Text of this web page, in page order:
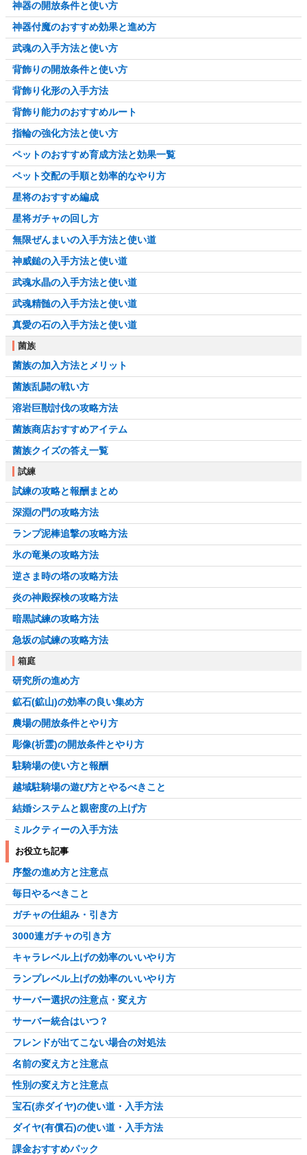
神器の開放条件と使い方
神器付魔のおすすめ効果と進め方
武魂の入手方法と使い方
背飾りの開放条件と使い方
背飾り化形の入手方法
背飾り能力のおすすめルート
指輪の強化方法と使い方
ペットのおすすめ育成方法と効果一覧
ペット交配の手順と効率的なやり方
星将のおすすめ編成
星将ガチャの回し方
無限ぜんまいの入手方法と使い道
神威鎚の入手方法と使い道
武魂水晶の入手方法と使い道
武魂精髄の入手方法と使い道
真愛の石の入手方法と使い道
菌族
菌族の加入方法とメリット
菌族乱闘の戦い方
溶岩巨獣討伐の攻略方法
菌族商店おすすめアイテム
菌族クイズの答え一覧
試練
試練の攻略と報酬まとめ
深淵の門の攻略方法
ランプ泥棒追撃の攻略方法
氷の竜巣の攻略方法
逆さま時の塔の攻略方法
炎の神殿探検の攻略方法
暗黒試練の攻略方法
急坂の試練の攻略方法
箱庭
研究所の進め方
鉱石(鉱山)の効率の良い集め方
農場の開放条件とやり方
彫像(祈霊)の開放条件とやり方
駐騎場の使い方と報酬
越域駐騎場の遊び方とやるべきこと
結婚システムと親密度の上げ方
ミルクティーの入手方法
お役立ち記事
序盤の進め方と注意点
毎日やるべきこと
ガチャの仕組み・引き方
3000連ガチャの引き方
キャラレベル上げの効率のいいやり方
ランプレベル上げの効率のいいやり方
サーバー選択の注意点・変え方
サーバー統合はいつ？
フレンドが出てこない場合の対処法
名前の変え方と注意点
性別の変え方と注意点
宝石(赤ダイヤ)の使い道・入手方法
ダイヤ(有償石)の使い道・入手方法
課金おすすめパック